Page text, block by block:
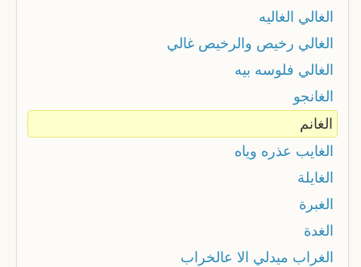
الغالي الغاليه
الغالي رخيص والرخيص غالي
الغالي فلوسه بيه
الغانجو
الغانم
الغايب عذره وياه
الغايلة
الغبرة
الغدة
الغراب ميدلي الا عالخراب